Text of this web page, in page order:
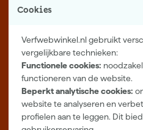
Cookies
Verfwebwinkel.nl gebruikt
vergelijkbare technieken:
Functionele cookies:
functioneren van de website.
Beperkt analytische cookies:
website te analyseren en
profielen aan te leggen. Dit
Nederland. Voordelige verf van
Meer over ons
Showroom in Tilburg
Openingstijden
Maandag t/m vrijdag 08:00 -
Zaterdag 08:00 - 16:00
Zevenheuvelenweg 25